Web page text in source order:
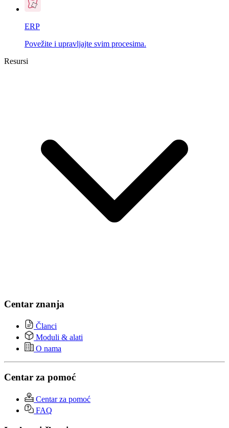
ERP
Povežite i upravljajte svim procesima.
Resursi
Centar znanja
Članci
Moduli & alati
O nama
Centar za pomoć
Centar za pomoć
FAQ